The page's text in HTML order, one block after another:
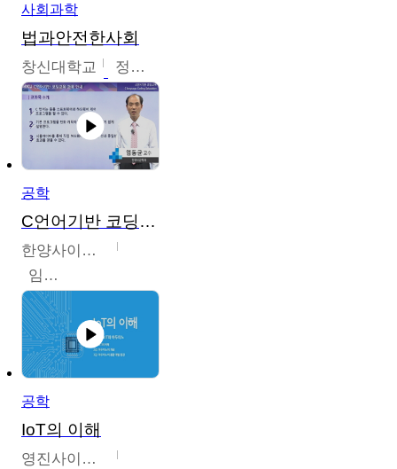
사회과학
법과안전한사회
창신대학교 정연균
공학
C언어기반 코딩교육
한양사이버대학교
임동균
공학
IoT의 이해
영진사이버대학교